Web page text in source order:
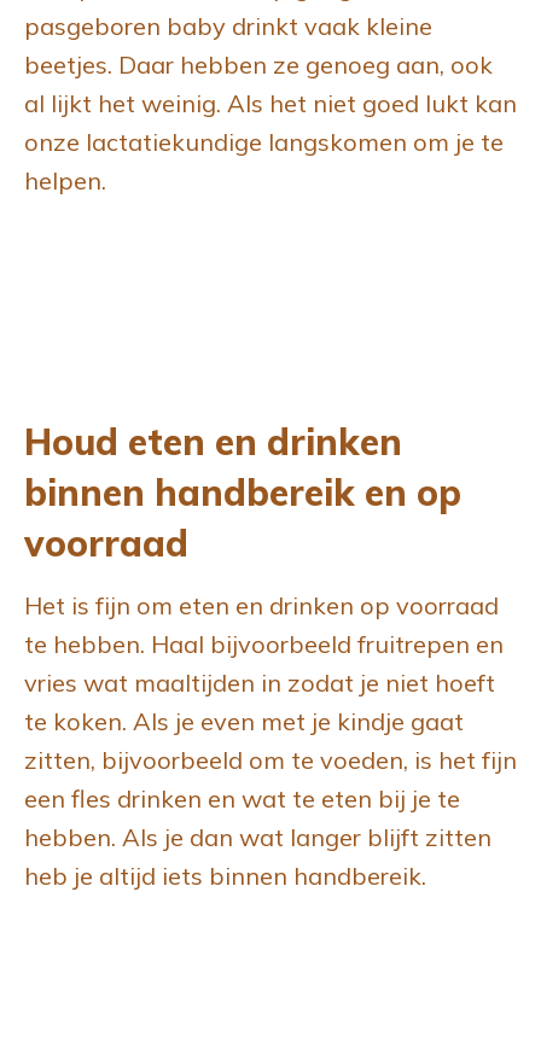
pasgeboren baby drinkt vaak kleine
beetjes. Daar hebben ze genoeg aan, ook
al lijkt het weinig. Als het niet goed lukt kan
onze lactatiekundige langskomen om je te
helpen.
Houd eten en drinken
binnen handbereik en op
voorraad
Het is fijn om eten en drinken op voorraad
te hebben. Haal bijvoorbeeld fruitrepen en
vries wat maaltijden in zodat je niet hoeft
te koken. Als je even met je kindje gaat
zitten, bijvoorbeeld om te voeden, is het fijn
een fles drinken en wat te eten bij je te
hebben. Als je dan wat langer blijft zitten
heb je altijd iets binnen handbereik.